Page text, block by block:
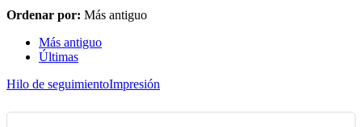
Ordenar por: Más antiguo
Más antiguo
Últimas
Hilo de seguimientoImpresión